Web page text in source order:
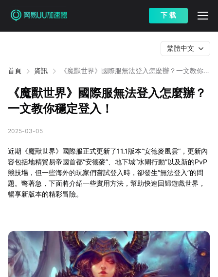
下 载
首頁 資訊
《魔獸世界》國際服無法登入怎麼辦？一文教你穩
繁體中文
《魔獸世界》國際服無法登入怎麼辦？
一文教你穩定登入！
2025-03-05
近期《魔獸世界》國際服正式更新了11.1版本“安德麥風雲”，更新內
容包括地精貿易帝國首都“安德麥”、地下城“水閘行動”以及新的PvP
競技場，但一些海外的玩家們嘗試登入時，卻發生“無法登入”的問
題。彆著急，下面將介紹一些實用方法，幫助快速回歸遊戲世界，
暢享新版本的精彩冒險。